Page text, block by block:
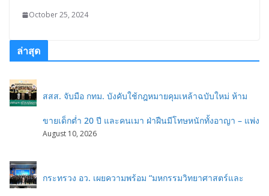
October 25, 2024
ล่าสุด
สสส. จับมือ กทม. บังคับใช้กฎหมายคุมเหล้าฉบับใหม่ ห้าม
ขายเด็กต่ำ 20 ปี และคนเมา ฝ่าฝืนมีโทษหนักทั้งอาญา – แพ่ง
August 10, 2026
กระทรวง อว. เผยความพร้อม “มหกรรมวิทยาศาสตร์และ